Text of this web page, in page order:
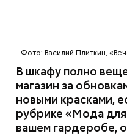
Фото: Василий Плиткин,
В шкафу полно
магазин за
новыми красками,
рубрике «Мода
вашем гардеробе,